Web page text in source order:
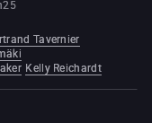
Tavernier
Kelly Reichardt